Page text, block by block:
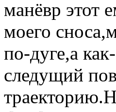
манёвр этот
моего
по-дуге,а
следущий